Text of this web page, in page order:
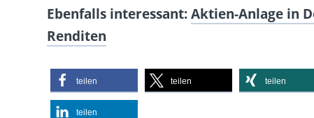
Ebenfalls interessant:Aktien-Anlage in
Renditen
teilen teilen teilen
teilen